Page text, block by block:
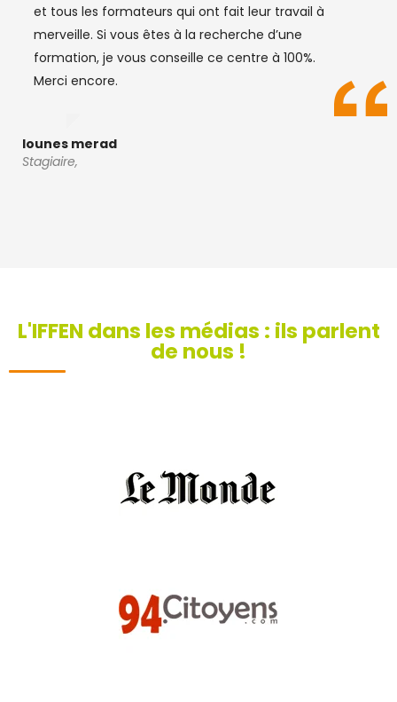
et tous les formateurs qui ont fait leur travail à
merveille. Si vous êtes à la recherche d’une
formation, je vous conseille ce centre à 100%.
Merci encore.
lounes merad
Stagiaire,
L'IFFEN dans les médias : ils parlent
de nous !